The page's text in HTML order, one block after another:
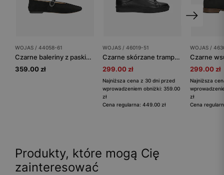
WOJAS / 44058-61
Czarne baleriny z paskiem na podbiciu
359.00 zł
WOJAS / 46019-51
Czarne skórzane trampki damskie
299.00 zł
Najniższa cena z 30 dni przed
wprowadzeniem obniżki: 359.00
zł
Cena regularna: 449.00 zł
WOJAS /
299.00 zł
Najniższa
zł
Cena
Produkty, które mogą Cię
zainteresować